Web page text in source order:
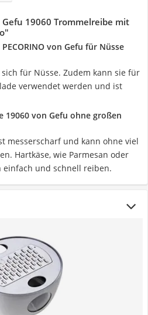
19060 Trommelreibe mit
von Gefu für Nüsse
für Nüsse. Zudem kann sie für
verwendet werden und ist
19060 von Gefu ohne großen
messerscharf und kann ohne viel
Hartkäse, wie Parmesan oder
einfach und schnell reiben.